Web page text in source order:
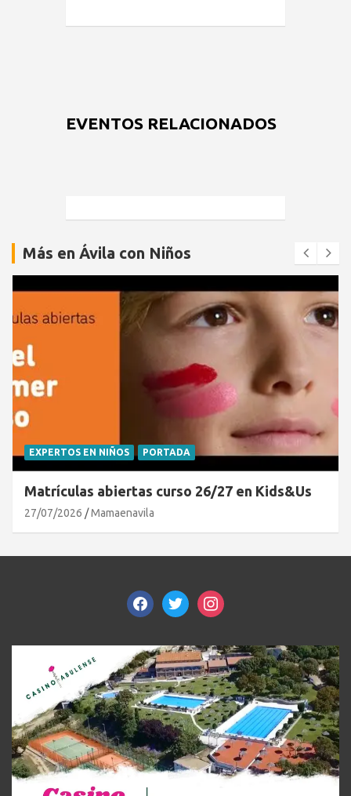
EVENTOS RELACIONADOS
Más en Ávila con Niños
EXPERTOS EN NIÑOS PORTADA
Matrículas abiertas curso 26/27 en Kids&Us
27/07/2026 Mamaenavila
facebooktwitterinstagram